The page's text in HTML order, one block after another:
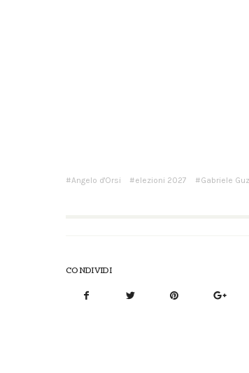
Angelo d'Orsi elezioni 2027 Gabriele
CONDIVIDI